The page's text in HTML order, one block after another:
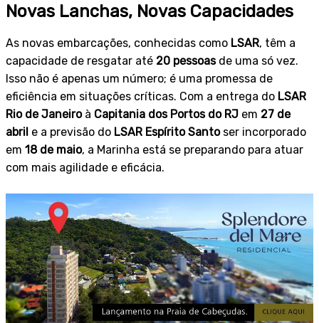
Novas Lanchas, Novas Capacidades
As novas embarcações, conhecidas como LSAR, têm a
capacidade de resgatar até 20 pessoasde uma só vez.
Isso não é apenas um número; é uma promessa de
eficiência em situações críticas. Com a entrega do LSAR
Rio de Janeiroà Capitania dos Portos do RJ em 27 de
abril e a previsão do LSAR Espírito Santoser incorporado
em 18 de maio, a Marinha está se preparando para atuar
com mais agilidade e eficácia.